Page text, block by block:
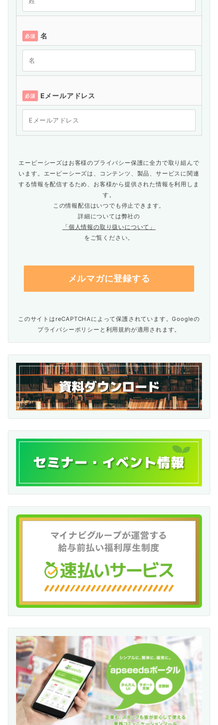
必須 名
必須 Eメールアドレス
エーピーシーズはお客様のプライバシー保護に全力で取り組んで
います。エーピーシーズは、コンテンツ、製品、サービスに関連
する情報を配信するため、お客様から提供された情報を利用しま
す。
この情報配信はいつでも停止できます。
詳細については弊社の
「個人情報の取り扱いについて」
をご覧ください。
このサイトはreCAPTCHAによって保護されています。Googleの
プライバシーポリシー と 利用規約が適用されます。